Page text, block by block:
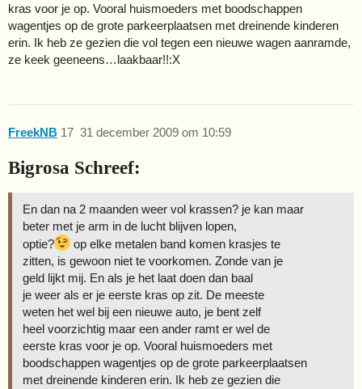
kras voor je op. Vooral huismoeders met boodschappen
wagentjes op de grote parkeerplaatsen met dreinende kinderen
erin. Ik heb ze gezien die vol tegen een nieuwe wagen aanramde,
ze keek geeneens…laakbaar!!:X
FreekNB 31 december 2009 om 10:59
17
Bigrosa Schreef:
En dan na 2 maanden weer vol krassen? je kan maar
beter met je arm in de lucht blijven lopen,
optie?
op elke metalen band komen krasjes te
zitten, is gewoon niet te voorkomen. Zonde van je
geld lijkt mij. En als je het laat doen dan baal
je weer als er je eerste kras op zit. De meeste
weten het wel bij een nieuwe auto, je bent zelf
heel voorzichtig maar een ander ramt er wel de
eerste kras voor je op. Vooral huismoeders met
boodschappen wagentjes op de grote parkeerplaatsen
met dreinende kinderen erin. Ik heb ze gezien die